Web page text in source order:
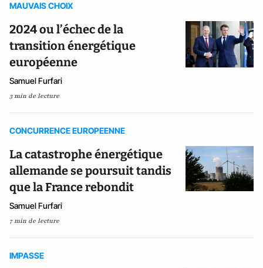
MAUVAIS CHOIX
2024 ou l’échec de la
transition énergétique
européenne
Samuel Furfari
3 min de lecture
CONCURRENCE EUROPEENNE
La catastrophe énergétique
allemande se poursuit tandis
que la France rebondit
Samuel Furfari
7 min de lecture
IMPASSE